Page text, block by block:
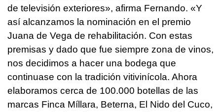
de televisión exteriores», afirma Fernando. «Y
así alcanzamos la nominación en el premio
Juana de Vega de rehabilitación. Con estas
premisas y dado que fue siempre zona de vinos,
nos decidimos a hacer una bodega que
continuase con la tradición vitivinícola. Ahora
elaboramos cerca de 100.000 botellas de las
marcas Finca Míllara, Beterna, El Nido del Cuco,